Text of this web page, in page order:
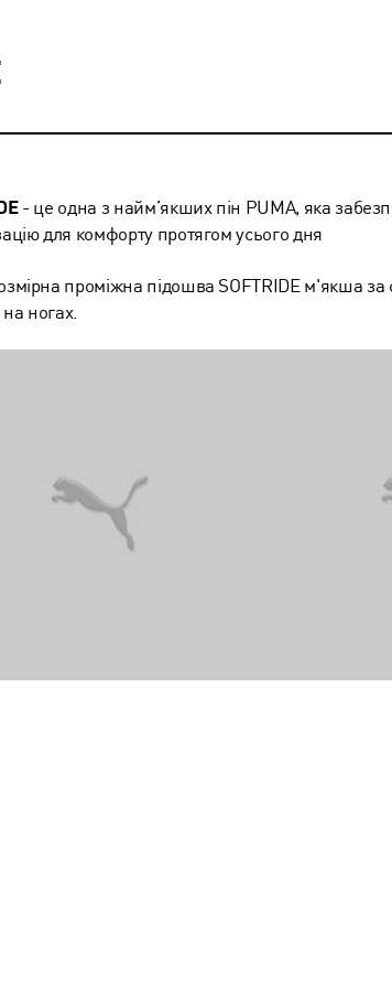
- це одна з найм’якших пін PUMA, яка
для комфорту протягом усього дня
проміжна підошва SOFTRIDE м'якша за
на ногах.